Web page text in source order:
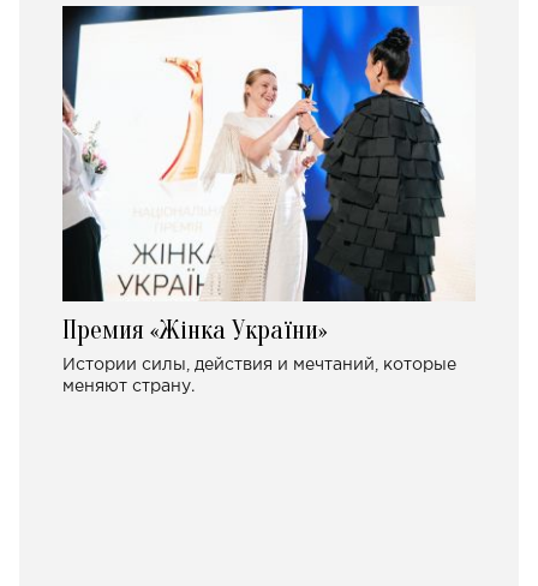
Премия «Жінка України»
Истории силы, действия и мечтаний, которые
меняют страну.